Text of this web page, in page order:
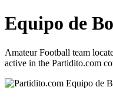
Equipo de
Amateur Football team
active in the Partidito.com